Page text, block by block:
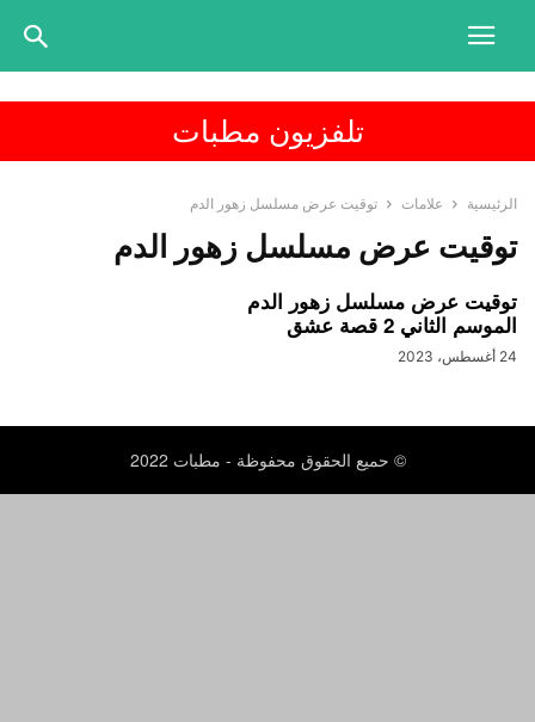
تلفزيون مطبات
الرئيسية علامات توقيت عرض مسلسل زهور الدم
توقيت عرض مسلسل زهور الدم
توقيت عرض مسلسل زهور الدم
الموسم الثاني 2 قصة عشق
24 أغسطس، 2023
© حميع الحقوق محفوظة - مطبات 2022